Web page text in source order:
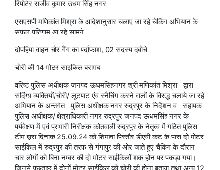
रिपोर्टर राजीव कुमार उधम सिंह नगर
एसएसपी मणिकांत मिश्रा के आदेशानुसार चलाए जा रहे चेकिंग अभियान के
सफल परिणाम आ रहे सामने
दोपहिया वाहन चोर गैंग का पर्दाफाश, 02 सदस्य दबोचे
चोरी की 14 मोटर साइकिल बरामद
वरिष्ठ पुलिस अधीक्षक जनपद ऊधमसिंहनगर श्री मणिकांत मिश्रा द्वारा
सदिंग्ध व्यक्तियों/चोरी/ लूटपाट एंव स्नैचिंग करने वालों के विरुद्ध चलाये जा रहे
अभियान के अन्तर्गत पुलिस अधीक्षक नगर रुद्रपुर के निर्देशन व सहायक
पुलिस अधीक्षक/ क्षेत्राधिकारी नगर रुद्रपुर जनपद ऊधमसिंह नगर के
पर्यवेक्षण में एवं प्रभारी निरीक्षक कोतवाली रुद्रपुर के नेतृत्व में गठित पुलिस
टीम द्वारा दिनांक 25.09.24 को शिमला पिस्तौर डीएवी कट के पास दो मोटर
साईकिल में रुद्रपुर की तरफ से गंगापुर की ओर जाते हुए चैंकिग के दौरान
चार लोगों को बिना नम्बर की दो मोटर साईकिलों शक होन पर पकड़ा गया।
जिनसे पूछताछ में दोनों मोटर साईकिल को चोरी की होना बताया तथा अन्य 12